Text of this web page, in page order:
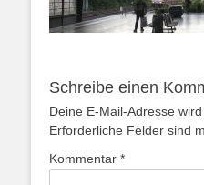
Schreibe einen
Deine E-Mail-Adresse
Erforderliche Felder sind
Kommentar *